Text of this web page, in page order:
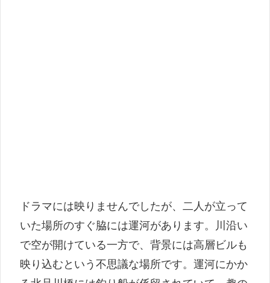
ドラマには映りませんでしたが、二人が立って
いた場所のすぐ脇には運河があります。川沿い
で空が開けている一方で、背景には高層ビルも
映り込むという不思議な場所です。運河にかか